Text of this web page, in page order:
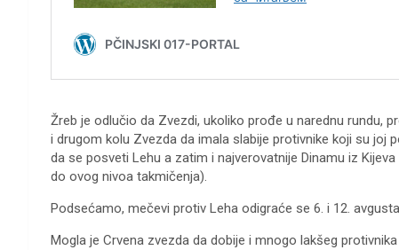
Žreb je odlučio da Zvezdi, ukoliko prođe u narednu rundu,
i drugom kolu Zvezda da imala slabije protivnike koji su joj
da se posveti Lehu a zatim i najverovatnije Dinamu iz
do ovog nivoa takmičenja).
Podsećamo, mečevi protiv Leha odigraće se 6. i 12.
Mogla je Crvena zvezda da dobije i mnogo lakšeg